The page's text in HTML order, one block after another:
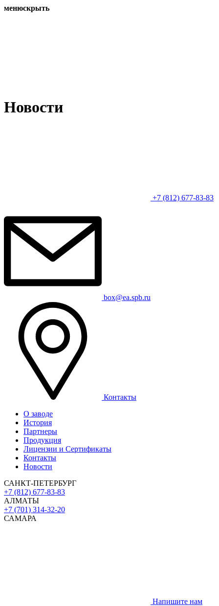
менюскрыть
Новости
+7 (812) 677-83-83
box@ea.spb.ru
Контакты
О заводе
История
Партнеры
Продукция
Лицензии и Сертификаты
Контакты
Новости
САНКТ-ПЕТЕРБУРГ
+7 (812) 677-83-83
АЛМАТЫ
+7 (701) 314-32-20
САМАРА
Напишите нам